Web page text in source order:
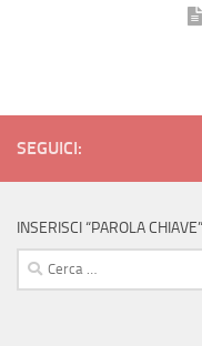
SEGUICI:
INSERISCI “PAROLA CHIAVE”
Ricerca
per: